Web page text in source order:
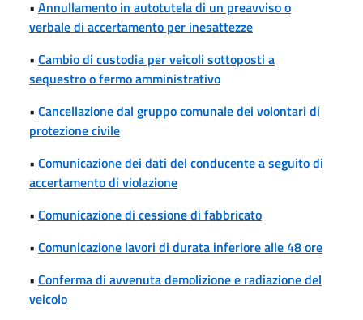
• Annullamento in autotutela di un preavviso o
verbale di accertamento per inesattezze
• Cambio di custodia per veicoli sottoposti a
sequestro o fermo amministrativo
• Cancellazione dal gruppo comunale dei volontari di
protezione civile
• Comunicazione dei dati del conducente a seguito di
accertamento di violazione
• Comunicazione di cessione di fabbricato
• Comunicazione lavori di durata inferiore alle 48 ore
• Conferma di avvenuta demolizione e radiazione del
veicolo